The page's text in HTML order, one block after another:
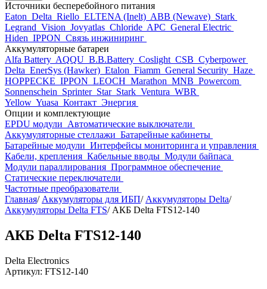
Источники бесперебойного питания
Eaton Delta Riello ELTENA (Inelt) ABB (Newave) Stark
Legrand Vision Jovyatlas Chloride APC General Electric
Hiden IPPON Связь инжиниринг
Аккумуляторные батареи
Alfa Battery AQQU B.B.Battery Coslight CSB Cyberpower
Delta EnerSys (Hawker) Etalon Fiamm General Security Haze
HOPPECKE IPPON LEOCH Marathon MNB Powercom
Sonnenschein Sprinter Star Stark Ventura WBR
Yellow Yuasa Контакт Энергия
Опции и комплектующие
EPDU модули Автоматические выключатели
Аккумуляторные стеллажи Батарейные кабинеты
Батарейные модули Интерфейсы мониторинга и управления
Кабели, крепления Кабельные вводы Модули байпаса
Модули параллирования Программное обеспечение
Статические переключатели
Частотные преобразователи
Главная/ Аккумуляторы для ИБП/ Аккумуляторы Delta/
Аккумуляторы Delta FTS/ АКБ Delta FTS12-140
АКБ Delta FTS12-140
Delta Electronics
Артикул: FTS12-140